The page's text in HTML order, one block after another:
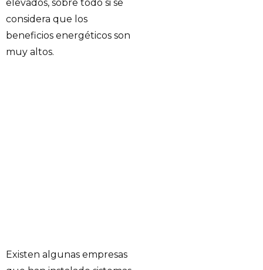
elevados, sobre todo si se
considera que los
beneficios energéticos son
muy altos.
Existen algunas empresas